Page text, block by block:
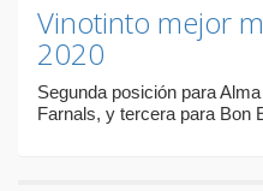
Vinotinto mejor
2020
Segunda posición para
Farnals, y tercera para Bon